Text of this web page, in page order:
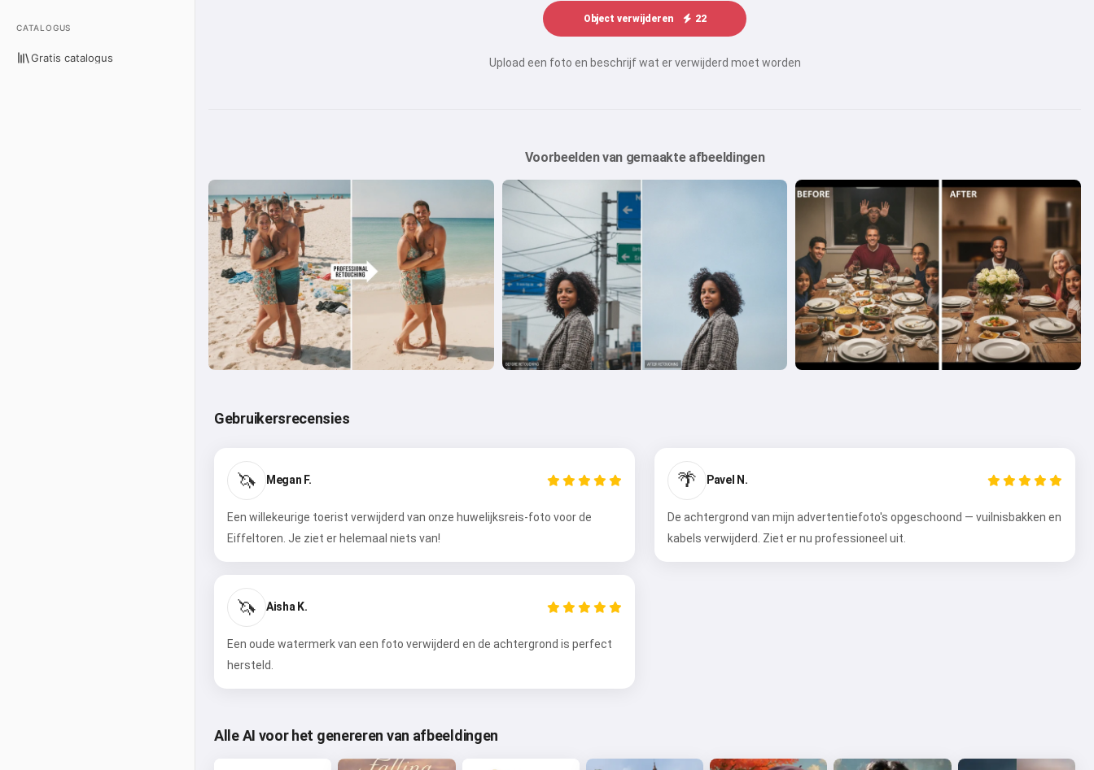
CATALOGUS
Gratis catalogus
Object verwijderen 22
Upload een foto en beschrijf wat er verwijderd moet worden
Voorbeelden van gemaakte afbeeldingen
Gebruikersrecensies
🦄 Megan F.
Een willekeurige toerist verwijderd van onze huwelijksreis-foto voor de
Eiffeltoren. Je ziet er helemaal niets van!
🌴 Pavel N.
De achtergrond van mijn advertentiefoto's opgeschoond — vuilnisbakken en
kabels verwijderd. Ziet er nu professioneel uit.
🦄 Aisha K.
Een oude watermerk van een foto verwijderd en de achtergrond is perfect
hersteld.
Alle AI voor het genereren van afbeeldingen